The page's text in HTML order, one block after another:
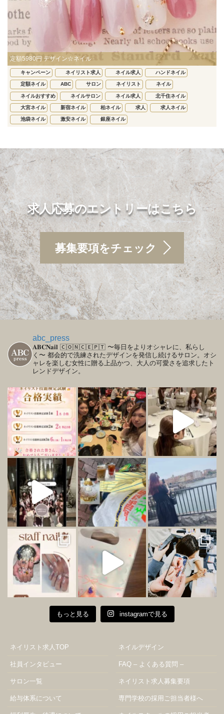
定額5980円 デザイン☆ネイル
キャンペーン ネイリスト求人 ネイル求人 ハンドネイル
定額ネイル ABC サロン ネイリスト ネイル
ネイルおすすめ ネイルサロン ネイル求人 北千住ネイル
大宮ネイル 新宿ネイル 柏ネイル 求人 求人ネイル
池袋ネイル 激安ネイル 銀座ネイル
求人応募のエントリーはこちら
募集要項をチェック
abc_press
𝐀𝐁𝐂𝐍𝐚𝐢𝐥 🄲🄾🄽🄲🄴🄿🅃 〜毎日をよりオシャレに、私らし
く〜 都会的で洗練されたデザインを発信し続けるサロン。オシ
ャレを楽しむ女性に贈る上品かつ、大人の可愛さを追求したト
レンドデザイン。
もっと見る instagramで見る
ネイリスト求人TOP
社員インタビュー
サロン一覧
給与体系について
ネイルデザイン
FAQ – よくある質問 –
ネイリスト求人募集要項
専門学校の採用ご担当者様へ